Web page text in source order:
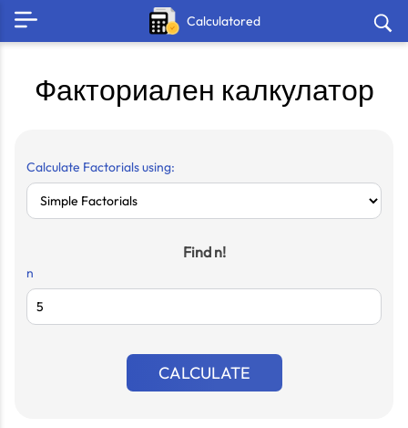
Calculatored
Факториален калкулатор
Calculate Factorials using:
Find n!
n
CALCULATE